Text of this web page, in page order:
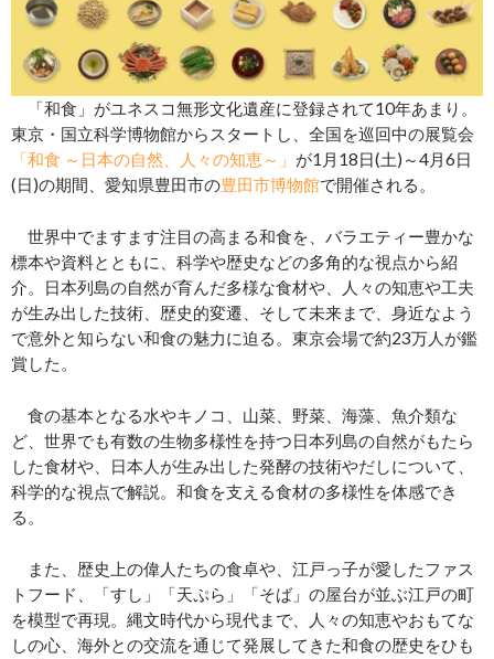
「和食」がユネスコ無形文化遺産に登録されて10年あまり。
東京・国立科学博物館からスタートし、全国を巡回中の展覧会
「和食 ～日本の自然、人々の知恵～」 が1月18日(土)～4月6日
(日)の期間、愛知県豊田市の豊田市博物館で開催される。
世界中でますます注目の高まる和食を、バラエティー豊かな
標本や資料とともに、科学や歴史などの多角的な視点から紹
介。日本列島の自然が育んだ多様な食材や、人々の知恵や工夫
が生み出した技術、歴史的変遷、そして未来まで、身近なよう
で意外と知らない和食の魅力に迫る。東京会場で約23万人が鑑
賞した。
食の基本となる水やキノコ、山菜、野菜、海藻、魚介類な
ど、世界でも有数の生物多様性を持つ日本列島の自然がもたら
した食材や、日本人が生み出した発酵の技術やだしについて、
科学的な視点で解説。和食を支える食材の多様性を体感でき
る。
また、歴史上の偉人たちの食卓や、江戸っ子が愛したファス
トフード、「すし」「天ぷら」「そば」の屋台が並ぶ江戸の町
を模型で再現。縄文時代から現代まで、人々の知恵やおもてな
しの心、海外との交流を通じて発展してきた和食の歴史をひも